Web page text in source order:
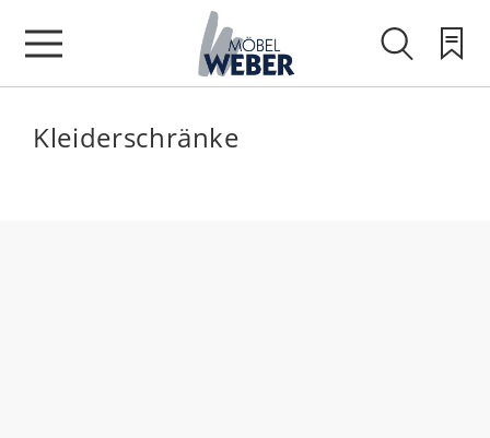
Kleiderschränke